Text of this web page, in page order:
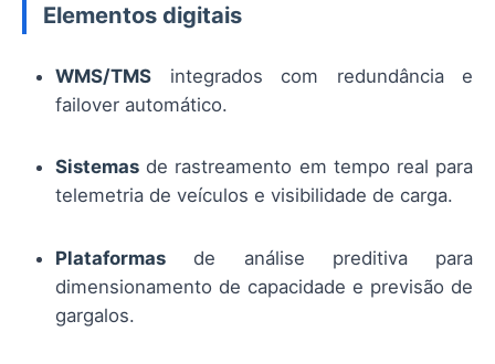
Elementos digitais
WMS/TMS integrados com redundância e
failover automático.
Sistemas de rastreamento em tempo real para
telemetria de veículos e visibilidade de carga.
Plataformas de análise preditiva para
dimensionamento de capacidade e previsão de
gargalos.